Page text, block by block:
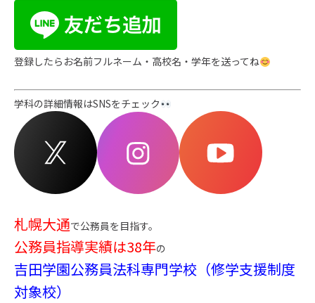
登録したらお名前フルネーム・高校名・学年を送ってね
学科の詳細情報はSNSをチェック
札幌大通で公務員を目指す。
公務員指導実績は38年の
吉田学園公務員法科専門学校（修学支援制度
対象校）